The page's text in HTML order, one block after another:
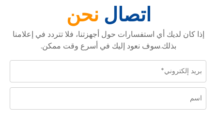
اتصال نحن
إذا كان لديك أي استفسارات حول أجهزتنا، فلا تتردد في إعلامنا
بذلك.سوف نعود إليك في أسرع وقت ممكن.